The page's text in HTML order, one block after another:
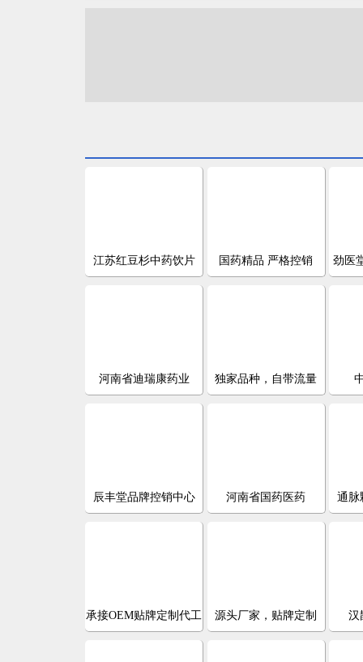
江苏红豆杉中药饮片 国药精品 严格控销 劲医
河南省迪瑞康药业 独家品种，自带流量
辰丰堂品牌控销中心 河南省国药医药 通脉
承接OEM贴牌定制代工 源头厂家，贴牌定制 汉